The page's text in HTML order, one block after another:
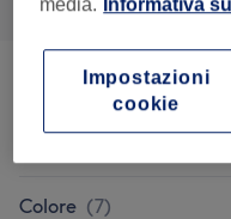
(4)
Colore (7)
media. Informativa
Impostazioni
cookie